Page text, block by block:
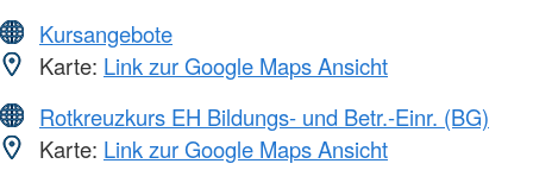
Kursangebote
Karte: Link zur Google Maps Ansicht
Rotkreuzkurs EH Bildungs- und Betr.-Einr. (BG)
Karte: Link zur Google Maps Ansicht